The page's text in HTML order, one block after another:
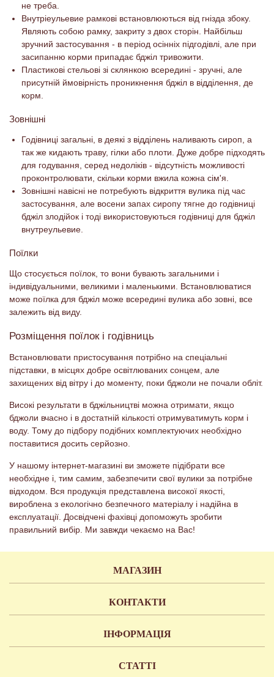
не треба.
Внутріеульевие рамкові встановлюються від гнізда збоку.
Являють собою рамку, закриту з двох сторін. Найбільш
зручний застосування - в період осінніх підгодівлі, але при
засипанню корми припадає бджіл тривожити.
Пластикові стельові зі склянкою всередині - зручні, але
присутній ймовірність проникнення бджіл в відділення, де
корм.
Зовнішні
Годівниці загальні, в деякі з відділень наливають сироп, а
так же кидають траву, гілки або плоти. Дуже добре підходять
для годування, серед недоліків - відсутність можливості
проконтролювати, скільки корми вжила кожна сім'я.
Зовнішні навісні не потребують відкриття вулика під час
застосування, але восени запах сиропу тягне до годівниці
бджіл злодійок і тоді використовуються годівниці для бджіл
внутреульевие.
Поїлки
Що стосується поїлок, то вони бувають загальними і
індивідуальними, великими і маленькими. Встановлюватися
може поїлка для бджіл може всередині вулика або зовні, все
залежить від виду.
Розміщення поїлок і годівниць
Встановлювати пристосування потрібно на спеціальні
підставки, в місцях добре освітлюваних сонцем, але
захищених від вітру і до моменту, поки бджоли не почали обліт.
Високі результати в бджільництві можна отримати, якщо
бджоли вчасно і в достатній кількості отримуватимуть корм і
воду. Тому до підбору подібних комплектуючих необхідно
поставитися досить серйозно.
У нашому інтернет-магазині ви зможете підібрати все
необхідне і, тим самим, забезпечити свої вулики за потрібне
відходом. Вся продукція представлена ​​високої якості,
вироблена з екологічно безпечного матеріалу і надійна в
експлуатації. Досвідчені фахівці допоможуть зробити
правильний вибір. Ми завжди чекаємо на Вас!
МАГАЗИН
КОНТАКТИ
ІНФОРМАЦІЯ
СТАТТІ